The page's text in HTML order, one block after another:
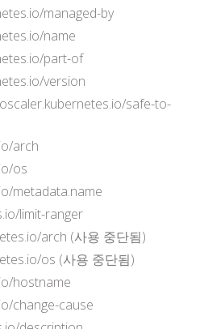
managed-by
name
part-of
version
safe-to-
arch
os
metadata.name
limit-ranger
arch (사용 중단됨)
os (사용 중단됨)
hostname
change-cause